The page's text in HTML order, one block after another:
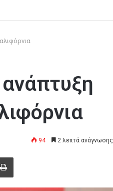
94 2 λεπτά ανάγνωσης